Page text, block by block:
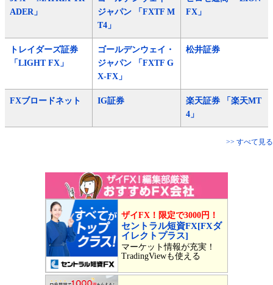
ADER」
ジャパン 「FXTF M
T4」
FX」
トレイダーズ証券
「LIGHT FX」
ゴールデンウェイ・
ジャパン 「FXTF G
X-FX」
松井証券
FXブロードネット IG証券
楽天証券 「楽天MT
4」
>> すべて見る
ザイFX！限定で3000円！
セントラル短資FX[FXダ
イレクトプラス]
マーケット情報が充実！
TradingViewも使える